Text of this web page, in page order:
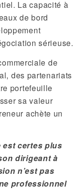
La capacité à
de bord
sérieuse.
de
des partenariats
portefeuille
sa valeur
achète un
est certes plus
dirigeant à
n’est pas
professionnel